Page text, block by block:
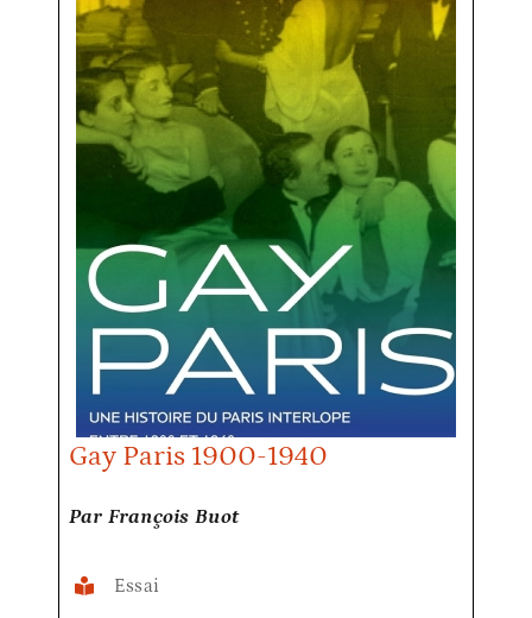
Gay Paris 1900-1940
Par François Buot
Essai